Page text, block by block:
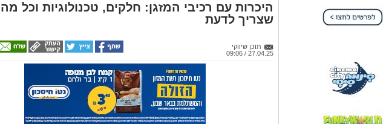
היכרות עם רכיבי המזגן: חלקים, טכנולוגיות וכל מה
שצריך לדעת
תוכן שיווקי
27.04.25 / 09:06